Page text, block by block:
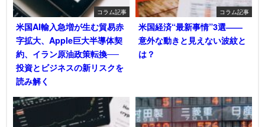
コラム記事
米国AI輸入急増が生む貿易赤
字拡大、Apple巨大半導体契
約、イラン原油政策転換──
投資とビジネスの新リスクを
読み解く
コラム記事
米国経済“最新事情”3選――
意外な動きと見えない波紋と
は？